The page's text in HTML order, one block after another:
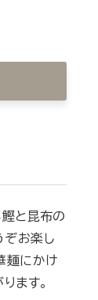
と昆布の
ぞお楽し
麺にかけ
ます。